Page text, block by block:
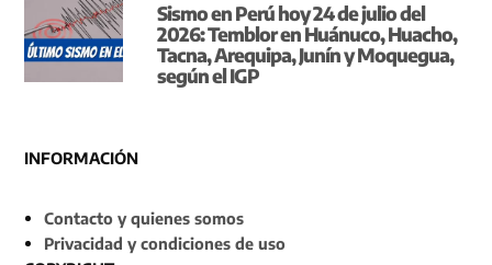
Sismo en Perú hoy 24 de julio del
2026: Temblor en Huánuco, Huacho,
Tacna, Arequipa, Junín y Moquegua,
según el IGP
INFORMACIÓN
Contacto y quienes somos
Privacidad y condiciones de uso